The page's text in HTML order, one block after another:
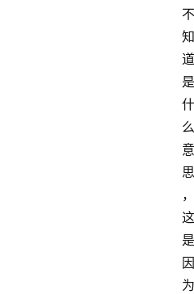
不
知
道
是
什
么
意
思
，
这
是
因
为